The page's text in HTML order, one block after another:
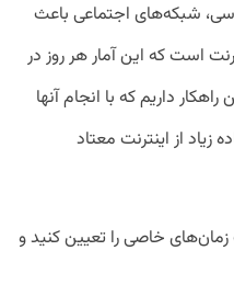
شبکه‌های اجتماعی باعث
اینترنت است که این آمار هر روز در
داریم که با انجام آنها
از اینترنت معتاد
زمان‌های خاصی را تعیین کنید و